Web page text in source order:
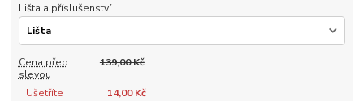
Lišta a příslušenství
Cena před
slevou
139,00 Kč
Ušetříte 14,00 Kč